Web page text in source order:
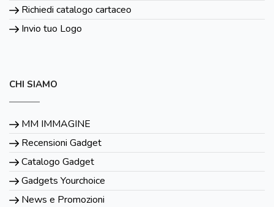
Richiedi catalogo cartaceo
Invio tuo Logo
CHI SIAMO
MM IMMAGINE
Recensioni Gadget
Catalogo Gadget
Gadgets Yourchoice
News e Promozioni